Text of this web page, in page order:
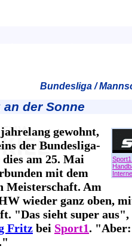
Bundesliga /
der Sonne
gewohnt,
der Bundesliga-
am 25. Mai
mit dem
Meisterschaft. Am
wieder ganz oben,
"Das sieht super aus",
Fritz bei Sport1.